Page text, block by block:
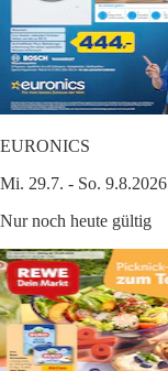
EURONICS
Mi. 29.7. - So. 9.8.2026
Nur noch heute gültig